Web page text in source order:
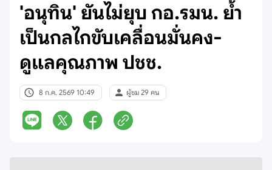
'อนุทิน' ยันไม่ยุบ กอ.รมน. ย้ำ
เป็นกลไกขับเคลื่อนมั่นคง-
ดูแลคุณภาพ ปชช.
8 ก.ค. 2569 10:49 ผู้ชม 29 คน